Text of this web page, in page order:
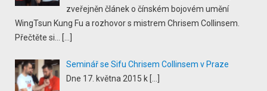
zveřejněn článek o čínském bojovém umění
WingTsun Kung Fu a rozhovor s mistrem Chrisem Collinsem.
Přečtěte si...
Seminář se Sifu Chrisem Collinsem v Praze
Dne 17. května 2015 k